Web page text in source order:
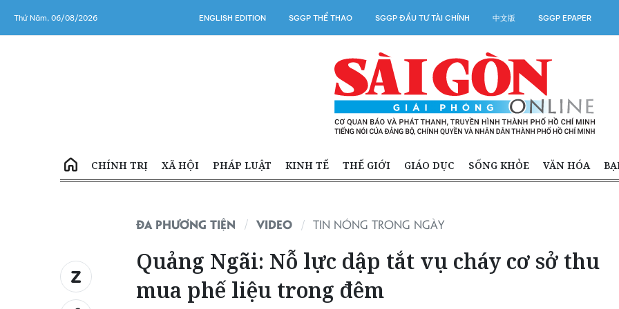
Thứ Năm, 06/08/2026 ENGLISH EDITION SGGP THỂ THAO SGGP ĐẦU TƯ TÀI CHÍNH 中文版 SGGP EPAPER
CHÍNH TRỊ XÃ HỘI PHÁP LUẬT KINH TẾ THẾ GIỚI GIÁO DỤC SỐNG KHỎE VĂN HÓA
ĐA PHƯƠNG TIỆN VIDEO TIN NÓNG TRONG NGÀY
Quảng Ngãi: Nỗ lực dập tắt vụ cháy cơ sở thu
mua phế liệu trong đêm